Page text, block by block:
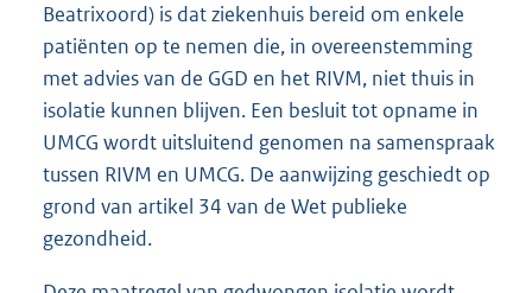
Beatrixoord) is dat ziekenhuis bereid om enkele
patiënten op te nemen die, in overeenstemming
met advies van de GGD en het RIVM, niet thuis in
isolatie kunnen blijven. Een besluit tot opname in
UMCG wordt uitsluitend genomen na samenspraak
tussen RIVM en UMCG. De aanwijzing geschiedt op
grond van artikel 34 van de Wet publieke
gezondheid.